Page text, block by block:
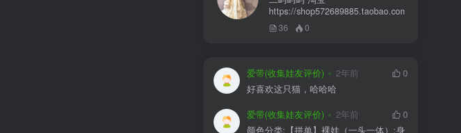
https://shop572689885.taobao.com
36 0
爱带(收集娃友评价) 2年前
0
好喜欢这只猫，哈哈哈
爱带(收集娃友评价) 2年前
0
颜色分类:【拼单】裸娃（一头一体）;身